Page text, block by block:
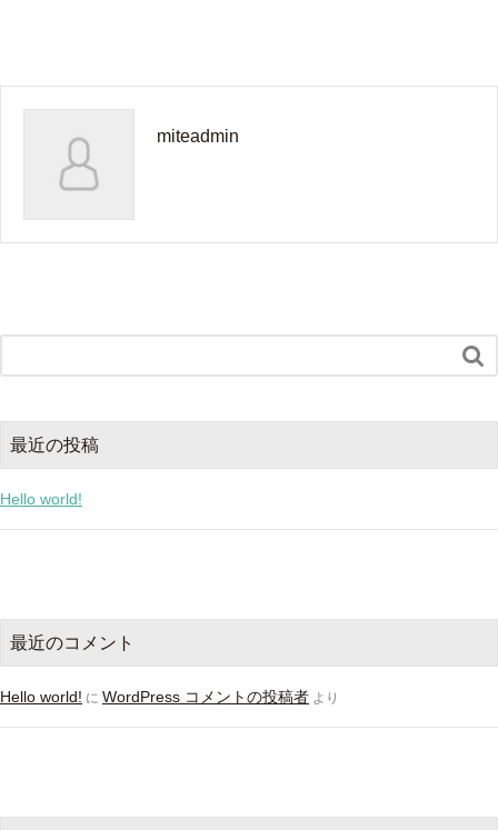
miteadmin

最近の投稿
Hello world!
最近のコメント
Hello world! に WordPress コメントの投稿者 より